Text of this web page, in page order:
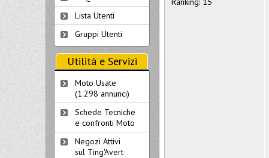
Lista Utenti
Gruppi Utenti
Utilità e Servizi
Moto Usate
(1.298 annunci)
Schede Tecniche
e confronti Moto
Negozi Attivi
sul Ting'Avert